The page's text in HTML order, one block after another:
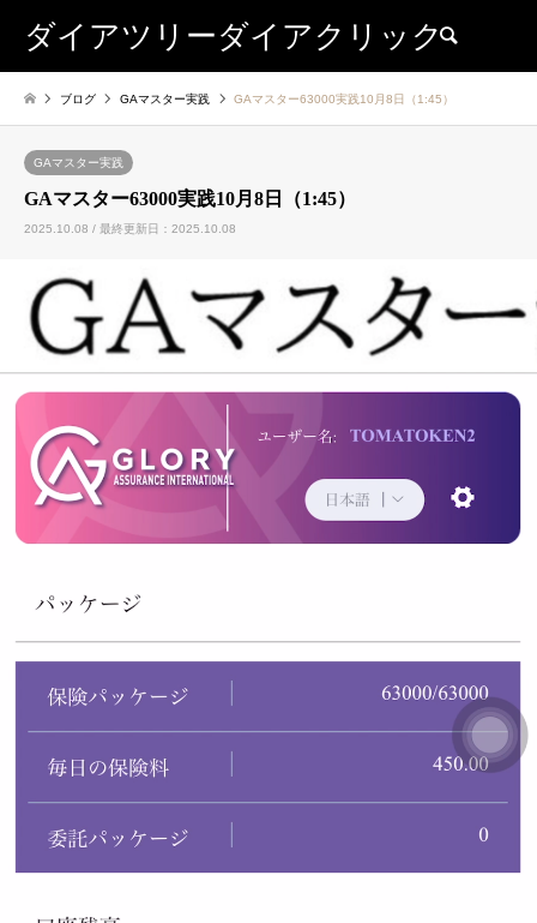
ダイアツリーダイアクリック
ブログ GAマスター実践 GAマスター63000実践10月8日（1:45）
GAマスター実践
GAマスター63000実践10月8日（1:45）
2025.10.08 / 最終更新日：2025.10.08